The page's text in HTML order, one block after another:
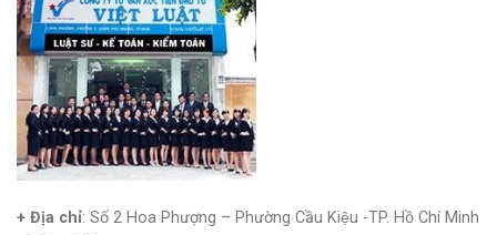
+ Địa chỉ: Số 2 Hoa Phượng – Phường Cầu Kiệu -TP. Hồ Chí Minh